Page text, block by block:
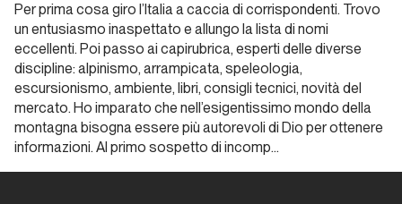
Andrea
Gennari
Daneri
ITW
Dalla carta all'etere
Per prima cosa giro l’Italia a caccia di corrispondenti. Trovo
un entusiasmo inaspettato e allungo la lista di nomi
eccellenti. Poi passo ai capirubrica, esperti delle diverse
discipline: alpinismo, arrampicata, speleologia,
escursionismo, ambiente, libri, consigli tecnici, novità del
mercato. Ho imparato che nell’esigentissimo mondo della
montagna bisogna essere più autorevoli di Dio per ottenere
informazioni. Al primo sospetto di incomp…